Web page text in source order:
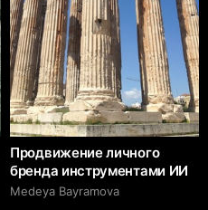
Продвижение личного
бренда инструментами ИИ
Medeya Bayramova